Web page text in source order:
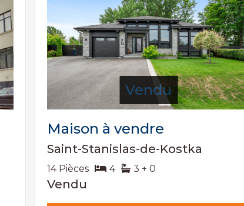
Vendu
Maison à vendre
Saint-Stanislas-de-Kostka
14 Pièces 4 3 + 0
Vendu